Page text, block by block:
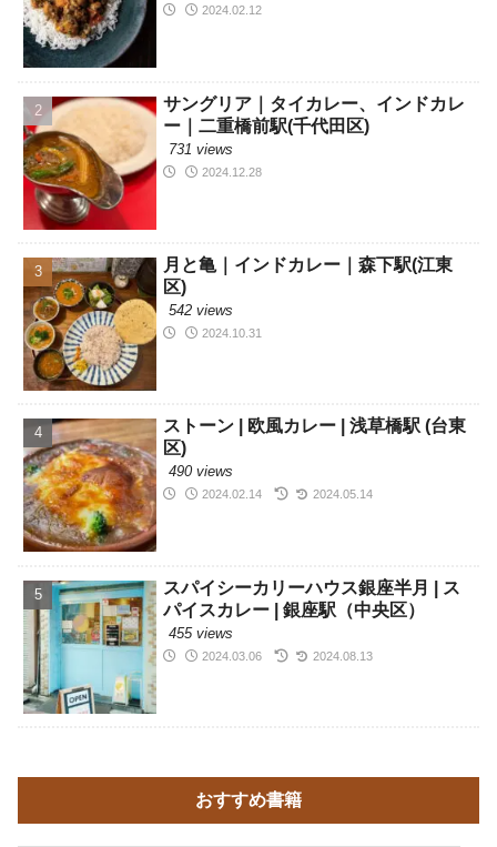
2024.02.12
サングリア｜タイカレー、インドカレ
ー｜二重橋前駅(千代田区)
731 views
2024.12.28
月と亀｜インドカレー｜森下駅(江東
区)
542 views
2024.10.31
ストーン | 欧風カレー | 浅草橋駅 (台東
区)
490 views
2024.02.14 2024.05.14
スパイシーカリーハウス銀座半月 | ス
パイスカレー | 銀座駅（中央区）
455 views
2024.03.06 2024.08.13
おすすめ書籍